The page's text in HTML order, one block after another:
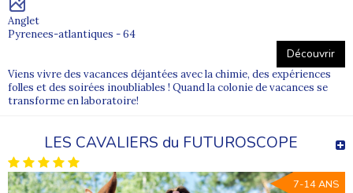
Anglet
Pyrenees-atlantiques - 64
Découvrir
Viens vivre des vacances déjantées avec la chimie, des expériences
folles et des soirées inoubliables ! Quand la colonie de vacances se
transforme en laboratoire!
LES CAVALIERS du FUTUROSCOPE
7-14 ANS